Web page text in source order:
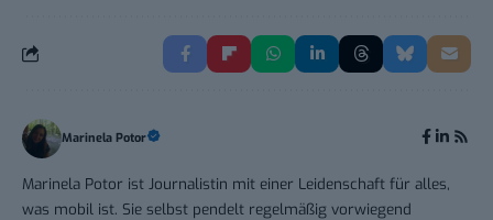
Marinela Potor
Marinela Potor ist Journalistin mit einer Leidenschaft für alles,
was mobil ist. Sie selbst pendelt regelmäßig vorwiegend